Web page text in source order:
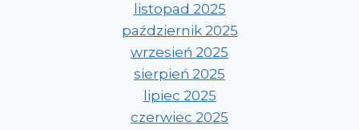
listopad 2025
październik 2025
wrzesień 2025
sierpień 2025
lipiec 2025
czerwiec 2025